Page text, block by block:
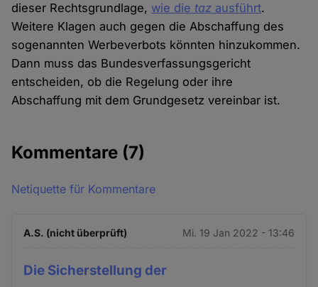
dieser Rechtsgrundlage, wie die taz ausführt.
Weitere Klagen auch gegen die Abschaffung des
sogenannten Werbeverbots könnten hinzukommen.
Dann muss das Bundesverfassungsgericht
entscheiden, ob die Regelung oder ihre
Abschaffung mit dem Grundgesetz vereinbar ist.
Kommentare (7)
Netiquette für Kommentare
A.S. (nicht überprüft) Mi. 19 Jan 2022 - 13:46
Die Sicherstellung der